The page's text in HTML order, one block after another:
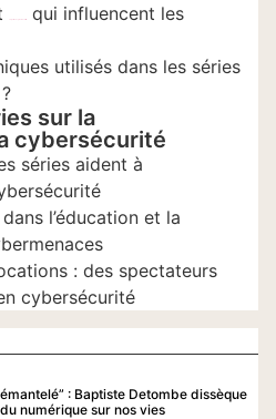
: Baptiste Detombe dissèque
numérique sur nos vies
qui influencent les
utilisés dans les séries
sur la
cybersécurité
séries aident à
l’éducation et la
: des spectateurs
cybersécurité